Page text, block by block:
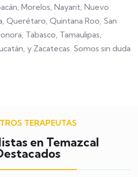
Morelos, Nayarit, Nuevo
Querétaro, Quintana Roo, San
Tabasco, Tamaulipas,
y Zacatecas. Somos sin duda
TERAPEUTAS
en Temazcal